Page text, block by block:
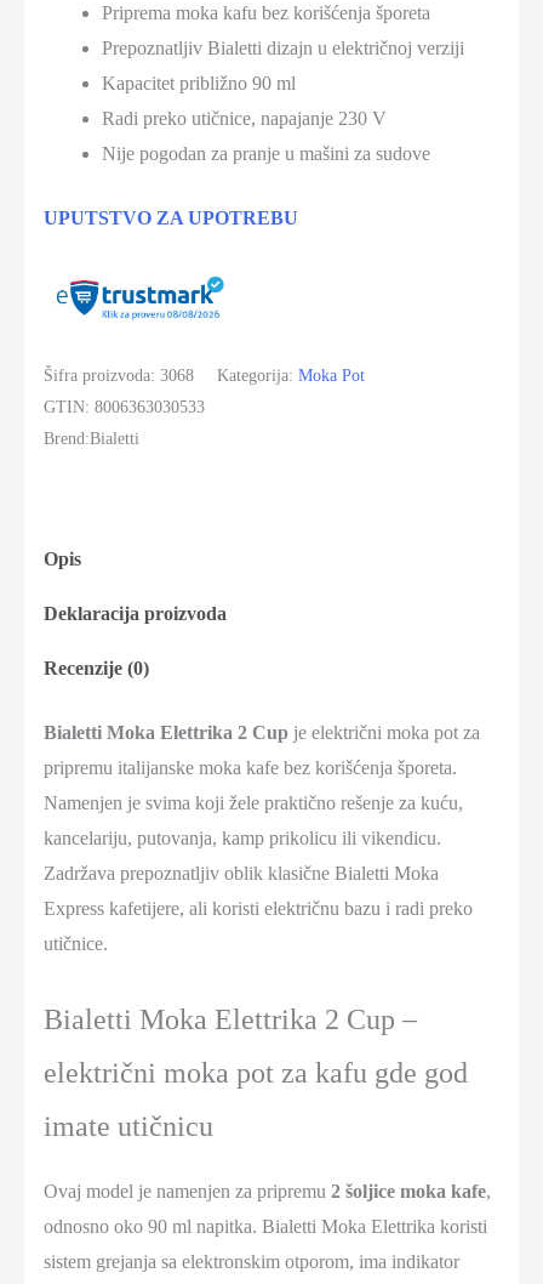
Moka
Lonče
količina
Priprema moka kafu bez korišćenja šporeta
Prepoznatljiv Bialetti dizajn u električnoj verziji
Kapacitet približno 90 ml
Radi preko utičnice, napajanje 230 V
Nije pogodan za pranje u mašini za sudove
UPUTSTVO ZA UPOTREBU
Šifra proizvoda: 3068 Kategorija: Moka Pot
GTIN: 8006363030533
Brend:Bialetti
Opis
Deklaracija proizvoda
Recenzije (0)
Bialetti Moka Elettrika 2 Cup je električni moka pot za
pripremu italijanske moka kafe bez korišćenja šporeta.
Namenjen je svima koji žele praktično rešenje za kuću,
kancelariju, putovanja, kamp prikolicu ili vikendicu.
Zadržava prepoznatljiv oblik klasične Bialetti Moka
Express kafetijere, ali koristi električnu bazu i radi preko
utičnice.
Bialetti Moka Elettrika 2 Cup –
električni moka pot za kafu gde god
imate utičnicu
Ovaj model je namenjen za pripremu 2 šoljice moka kafe,
odnosno oko 90 ml napitka. Bialetti Moka Elettrika koristi
sistem grejanja sa elektronskim otporom, ima indikator